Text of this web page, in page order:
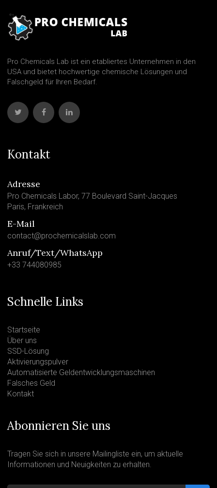
Pro Chemicals Lab ist ein etabliertes Unternehmen in den
USA und bietet hochwertige chemische Lösungen und
Falschgeld für Ihren Bedarf.
Kontakt
Adresse
Pro Chemicals Labor, 77 Boulevard Saint-Jacques
Paris, Frankreich
E-Mail
contact@prochemicalslab.com
Anruf/Text/WhatsApp
+33 744080985
Schnelle Links
Startseite
Über uns
SSD-Lösung
Aktivierungspulver
Automatisierte Geldentwicklungsmaschinen
Falsches Geld
Kontakt
Abonnieren Sie uns
Tragen Sie sich in unsere Mailingliste ein, um aktuelle
Informationen und Neuigkeiten zu erhalten.